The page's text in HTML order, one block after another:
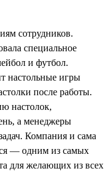
сотрудников.
специальное
и футбол.
настольные игры
после работы.
настолок,
а менеджеры
Компания и сама
— одним из самых
для желающих из всех